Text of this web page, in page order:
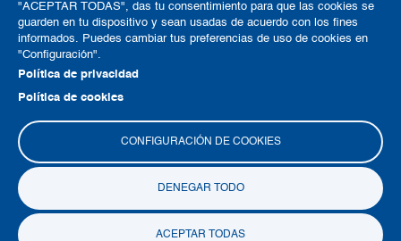
"ACEPTAR TODAS", das tu consentimiento para que las cookies se
guarden en tu dispositivo y sean usadas de acuerdo con los fines
informados. Puedes cambiar tus preferencias de uso de cookies en
"Configuración".
Política de privacidad
Política de cookies
CONFIGURACIÓN DE COOKIES
DENEGAR TODO
ACEPTAR TODAS
Términos y condiciones
Derechos de autor
Copyright © 2026 Clínica del Country